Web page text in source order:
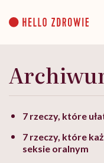
content
7 rzeczy, które
7 rzeczy, które
seksie oralnym